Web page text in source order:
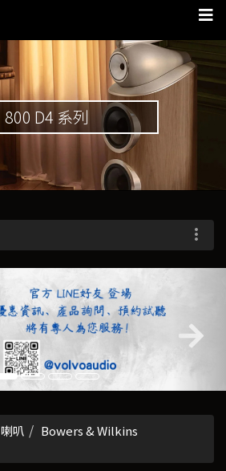
800 D4 系列
喇叭
Bowers & Wilkins